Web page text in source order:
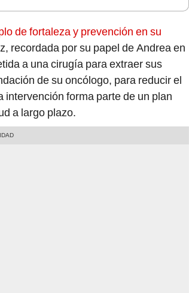
de fortaleza y prevención en su
recordada por su papel de Andrea en
a una cirugía para extraer sus
de su oncólogo, para reducir el
intervención forma parte de un plan
a largo plazo.